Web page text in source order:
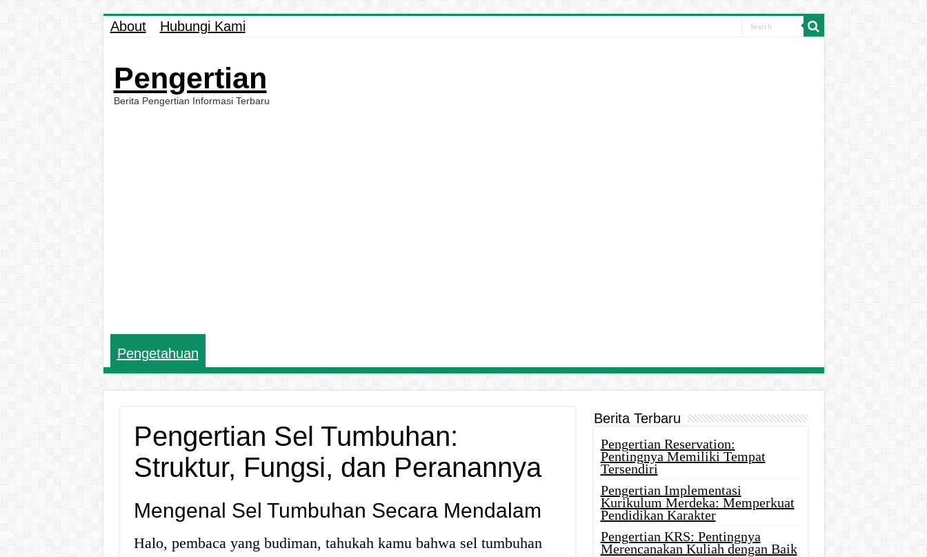
About Hubungi Kami
Pengertian
Berita Pengertian Informasi Terbaru
Pengetahuan
Pengertian Sel Tumbuhan:
Struktur, Fungsi, dan Peranannya
Mengenal Sel Tumbuhan Secara Mendalam
Halo, pembaca yang budiman, tahukah kamu bahwa sel tumbuhan
Berita Terbaru
Pengertian Reservation:
Pentingnya Memiliki Tempat
Tersendiri
Pengertian Implementasi
Kurikulum Merdeka: Memperkuat
Pendidikan Karakter
Pengertian KRS: Pentingnya
Merencanakan Kuliah dengan Baik